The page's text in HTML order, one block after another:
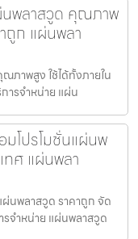
นพลาสวูด คุณภาพ
ถูก แผ่นพลา
ภาพสูง ใช้ได้ทั้งภายใน
ารจำหน่าย แผ่น
โปรโมชั่นแผ่นพ
ทศ แผ่นพลา
นพลาสวูด ราคาถูก จัด
จำหน่าย แผ่นพลาสวูด